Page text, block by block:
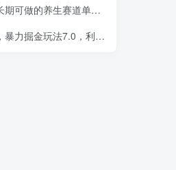
养生赛道单条视频收入2200
用最权威的去重技术，号称单日可收益最高1w+